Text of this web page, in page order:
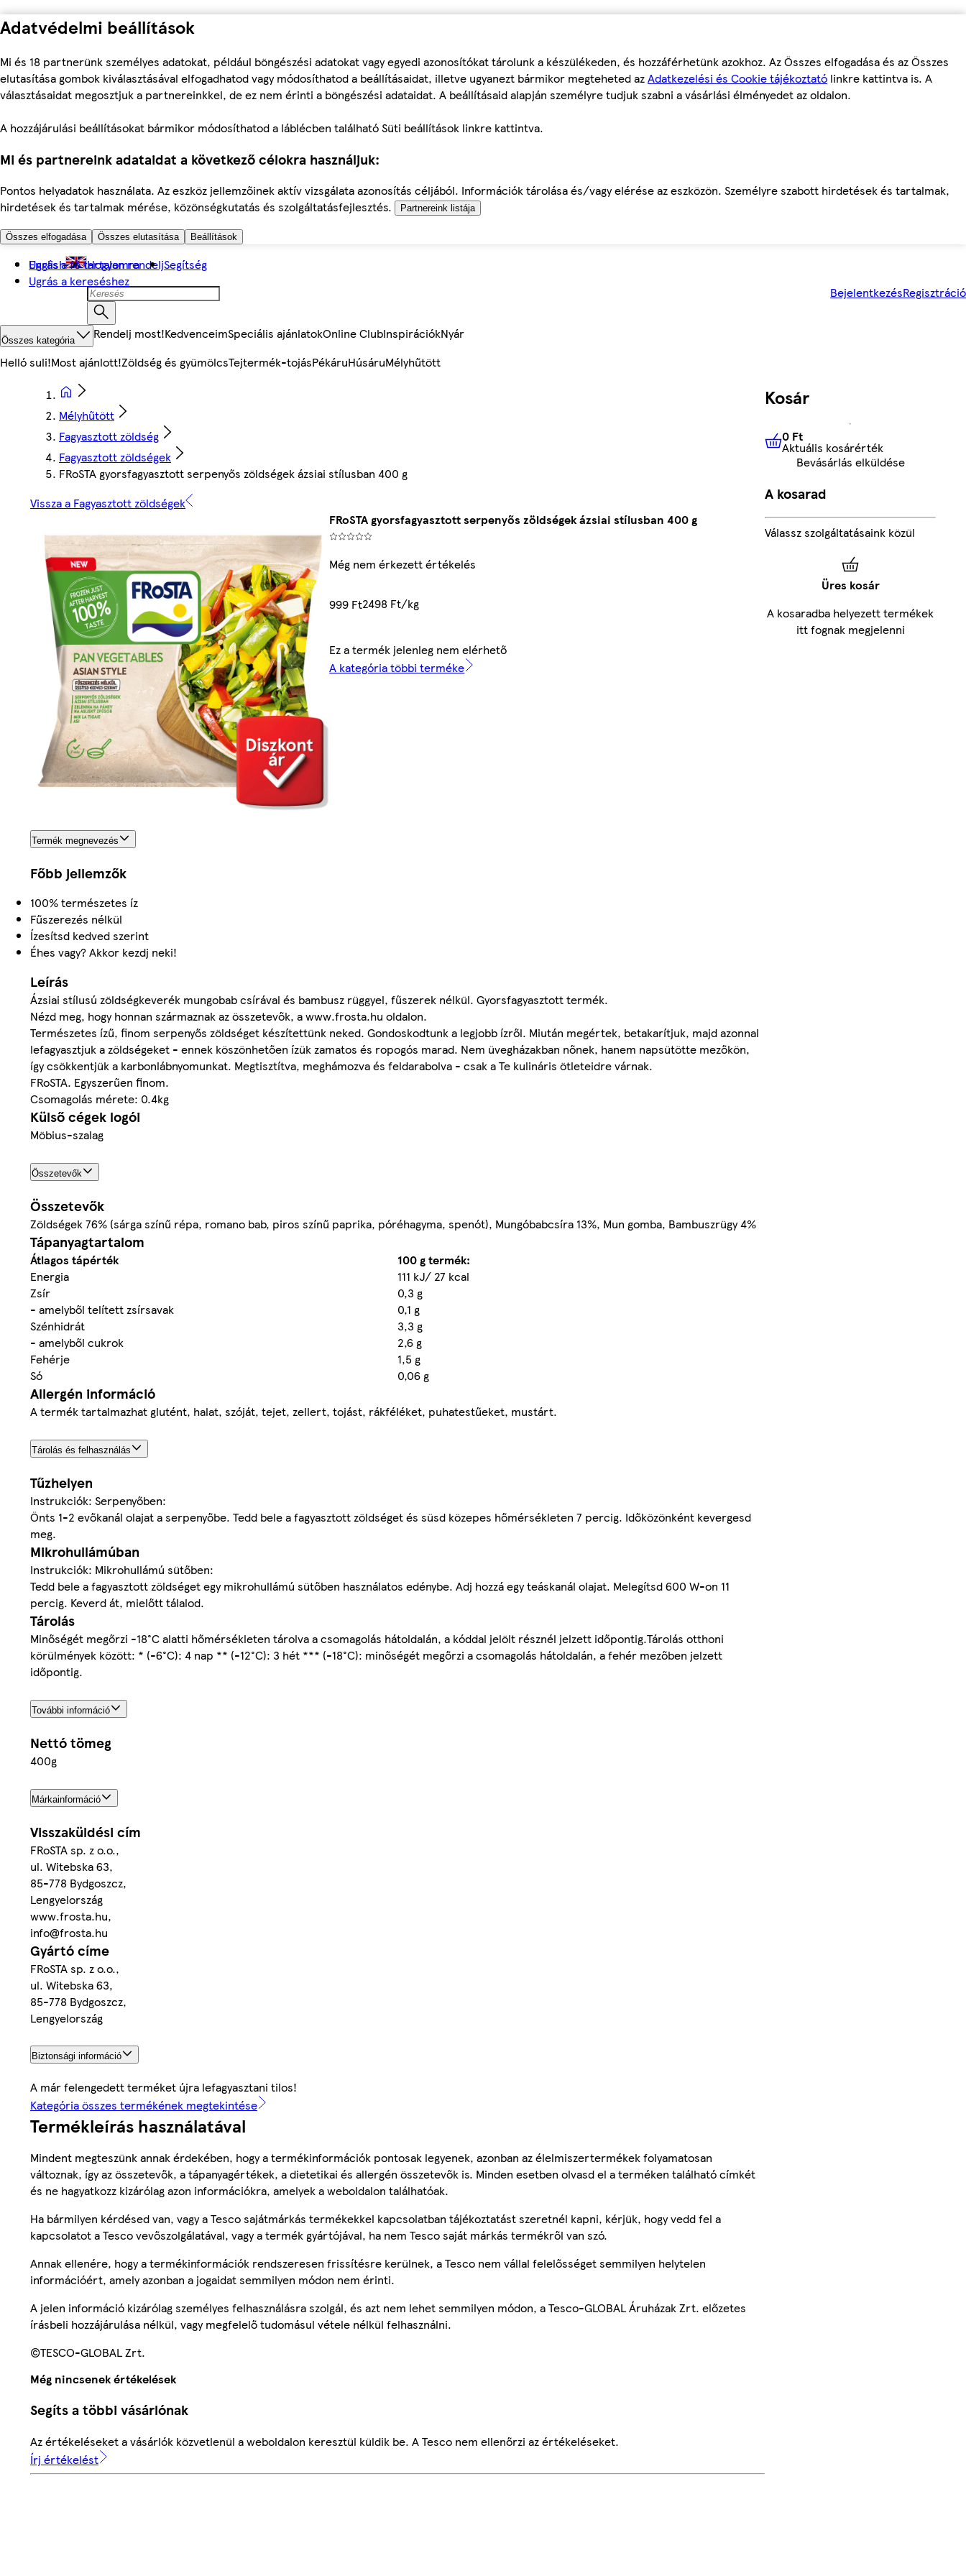
Adatvédelmi beállítások
Mi és 18 partnerünk személyes adatokat, például böngészési adatokat vagy egyedi azonosítókat tárolunk a készülékeden, és hozzáférhetünk azokhoz. Az Összes elfogadása és az Összes
elutasítása gombok kiválasztásával elfogadhatod vagy módosíthatod a beállításaidat, illetve ugyanezt bármikor megteheted azAdatkezelési és Cookie tájékoztató linkre kattintva is. A
választásaidat megosztjuk a partnereinkkel, de ez nem érinti a böngészési adataidat. A beállításaid alapján személyre tudjuk szabni a vásárlási élményedet az oldalon.
A hozzájárulási beállításokat bármikor módosíthatod a láblécben található Süti beállítások linkre kattintva.
Mi és partnereink adataidat a következő célokra használjuk:
Pontos helyadatok használata. Az eszköz jellemzőinek aktív vizsgálata azonosítás céljából. Információk tárolása és/vagy elérése az eszközön. Személyre szabott hirdetések és tartalmak,
hirdetések és tartalmak mérése, közönségkutatás és szolgáltatásfejlesztés.
Partnereink listája
Összes elfogadása Összes elutasítása Beállítások
Ugrás a fő tartalomra
Ugrás a kereséshez
English Hogyan rendeljSegítség
BejelentkezésRegisztráció
Összes kategória Rendelj most!KedvenceimSpeciális ajánlatokOnline ClubInspirációkNyár
Helló suli!Most ajánlott!Zöldség és gyümölcsTejtermék-tojásPékáruHúsáruMélyhűtött
Mélyhűtött
Fagyasztott zöldség
Fagyasztott zöldségek
FRoSTA gyorsfagyasztott serpenyős zöldségek ázsiai stílusban 400 g
Vissza a Fagyasztott zöldségek
FRoSTA gyorsfagyasztott serpenyős zöldségek ázsiai stílusban 400 g
Még nem érkezett értékelés
999 Ft2498 Ft/kg
Ez a termék jelenleg nem elérhető
A kategória többi terméke
Termék megnevezés
Főbb jellemzők
100% természetes íz
Fűszerezés nélkül
Ízesítsd kedved szerint
Éhes vagy? Akkor kezdj neki!
Leírás
Ázsiai stílusú zöldségkeverék mungobab csírával és bambusz rüggyel, fűszerek nélkül. Gyorsfagyasztott termék.
Nézd meg, hogy honnan származnak az összetevők, a www.frosta.hu oldalon.
Természetes ízű, finom serpenyős zöldséget készítettünk neked. Gondoskodtunk a legjobb ízről. Miután megértek, betakarítjuk, majd azonnal
lefagyasztjuk a zöldségeket - ennek köszönhetően ízük zamatos és ropogós marad. Nem üvegházakban nőnek, hanem napsütötte mezőkön,
így csökkentjük a karbonlábnyomunkat. Megtisztítva, meghámozva és feldarabolva - csak a Te kulináris ötleteidre várnak.
FRoSTA. Egyszerűen finom.
Csomagolás mérete: 0.4kg
Külső cégek logói
Möbius-szalag
Összetevők
Összetevők
Zöldségek 76% (sárga színű répa, romano bab, piros színű paprika, póréhagyma, spenót), Mungóbabcsíra 13%, Mun gomba, Bambuszrügy 4%
Tápanyagtartalom
Átlagos tápérték
100 g termék:
Energia
111 kJ/ 27 kcal
Zsír
0,3 g
- amelyből telített zsírsavak
0,1 g
Szénhidrát
3,3 g
- amelyből cukrok
2,6 g
Fehérje
1,5 g
Só
0,06 g
Allergén információ
A termék tartalmazhat glutént, halat, szóját, tejet, zellert, tojást, rákféléket, puhatestűeket, mustárt.
Tárolás és felhasználás
Tűzhelyen
Instrukciók: Serpenyőben:
Önts 1-2 evőkanál olajat a serpenyőbe. Tedd bele a fagyasztott zöldséget és süsd közepes hőmérsékleten 7 percig. Időközönként kevergesd
meg.
Mikrohullámúban
Instrukciók: Mikrohullámú sütőben:
Tedd bele a fagyasztott zöldséget egy mikrohullámú sütőben használatos edénybe. Adj hozzá egy teáskanál olajat. Melegítsd 600 W-on 11
percig. Keverd át, mielőtt tálalod.
Tárolás
Minőségét megőrzi -18°C alatti hőmérsékleten tárolva a csomagolás hátoldalán, a kóddal jelölt résznél jelzett időpontig.Tárolás otthoni
körülmények között: * (-6°C): 4 nap ** (-12°C): 3 hét *** (-18°C): minőségét megőrzi a csomagolás hátoldalán, a fehér mezőben jelzett
időpontig.
További információ
Nettó tömeg
400g
Márkainformáció
Visszaküldési cím
FRoSTA sp. z o.o.,
ul. Witebska 63,
85-778 Bydgoszcz,
Lengyelország
www.frosta.hu,
info@frosta.hu
Gyártó címe
FRoSTA sp. z o.o.,
ul. Witebska 63,
85-778 Bydgoszcz,
Lengyelország
Biztonsági információ
A már felengedett terméket újra lefagyasztani tilos!
Kategória összes termékének megtekintése
Termékleírás használatával
Mindent megteszünk annak érdekében, hogy a termékinformációk pontosak legyenek, azonban az élelmiszertermékek folyamatosan
változnak, így az összetevők, a tápanyagértékek, a dietetikai és allergén összetevők is. Minden esetben olvasd el a terméken található címkét
és ne hagyatkozz kizárólag azon információkra, amelyek a weboldalon találhatóak.
Ha bármilyen kérdésed van, vagy a Tesco sajátmárkás termékekkel kapcsolatban tájékoztatást szeretnél kapni, kérjük, hogy vedd fel a
kapcsolatot a Tesco vevőszolgálatával, vagy a termék gyártójával, ha nem Tesco saját márkás termékről van szó.
Annak ellenére, hogy a termékinformációk rendszeresen frissítésre kerülnek, a Tesco nem vállal felelősséget semmilyen helytelen
információért, amely azonban a jogaidat semmilyen módon nem érinti.
A jelen információ kizárólag személyes felhasználásra szolgál, és azt nem lehet semmilyen módon, a Tesco-GLOBAL Áruházak Zrt. előzetes
írásbeli hozzájárulása nélkül, vagy megfelelő tudomásul vétele nélkül felhasználni.
©TESCO-GLOBAL Zrt.
Még nincsenek értékelések
Segíts a többi vásárlónak
Az értékeléseket a vásárlók közvetlenül a weboldalon keresztül küldik be. A Tesco nem ellenőrzi az értékeléseket.
Írj értékelést
Kosár
0 FtAktuális kosárérték
0 Ft
Aktuális kosárérték
Bevásárlás elküldése
A kosarad
Válassz szolgáltatásaink közül
Üres kosár
A kosaradba helyezett termékek
itt fognak megjelenni